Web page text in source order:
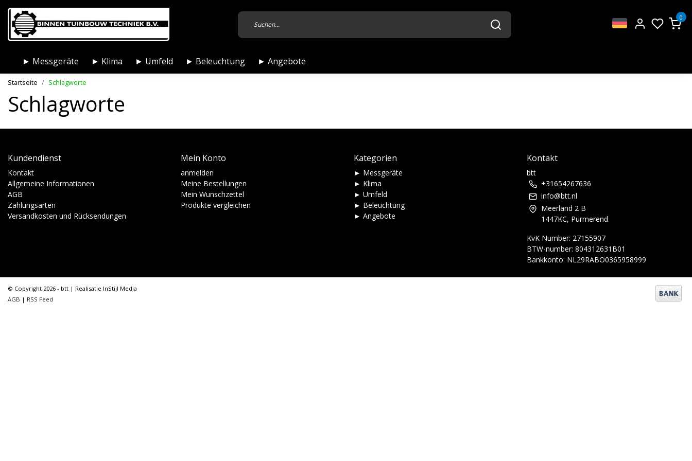
0
► Messgeräte ► Klima ► Umfeld ► Beleuchtung ► Angebote
Startseite Schlagworte
Schlagworte
Kundendienst
Kontakt
Allgemeine Informationen
AGB
Zahlungsarten
Versandkosten und Rücksendungen
Mein Konto
anmelden
Meine Bestellungen
Mein Wunschzettel
Produkte vergleichen
Kategorien
► Messgeräte
► Klima
► Umfeld
► Beleuchtung
► Angebote
Kontakt
btt
+31654267636
info@btt.nl
Meerland 2 B
1447KC, Purmerend
KvK Number: 27155907
BTW-number: 804312631B01
Bankkonto: NL29RABO0365958999
© Copyright 2026 - btt | Realisatie InStijl Media
AGB | RSS Feed